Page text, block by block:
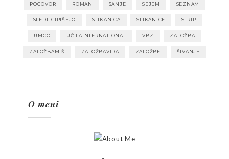
POGOVOR ROMAN SANJE SEJEM SEZNAM
SLEDILCIPIŠEJO SLIKANICA SLIKANICE STRIP
UMCO UČILAINTERNATIONAL VBZ ZALOŽBA
ZALOŽBAMIŠ ZALOŽBAVIDA ZALOŽBE ŠIVANJE
O meni